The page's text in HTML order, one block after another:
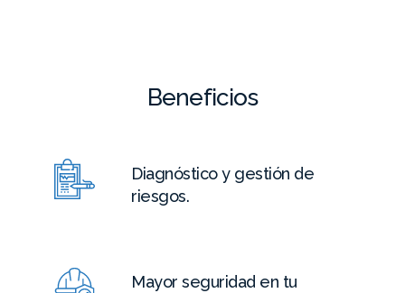
Beneficios
Diagnóstico y gestión de
riesgos.
Mayor seguridad en tu